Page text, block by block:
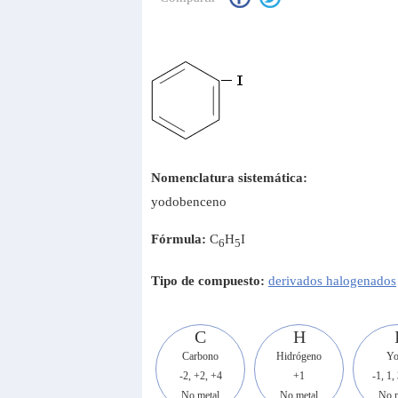
Nomenclatura sistemática:
yodobenceno
Fórmula: C6H5I
Tipo de compuesto: derivados halogenados
C
Carbono
-2, +2, +4
No metal
H
Hidrógeno
+1
No metal
-1, 1,
No